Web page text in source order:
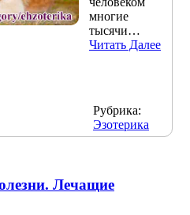
многие
тысячи…
Читать Далее
Рубрика:
Эзотерика
Лечащие